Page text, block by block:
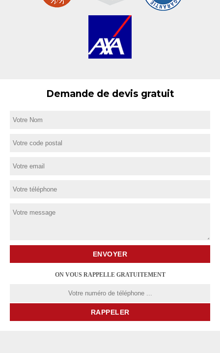
Demande de devis gratuit
ON VOUS RAPPELLE GRATUITEMENT